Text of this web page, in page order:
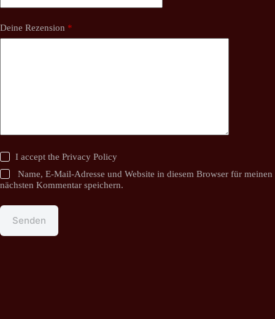
Deine Rezension *
I accept thePrivacy Policy
Name, E-Mail-Adresse und Website in diesem Browser für meinen
nächsten Kommentar speichern.
Senden